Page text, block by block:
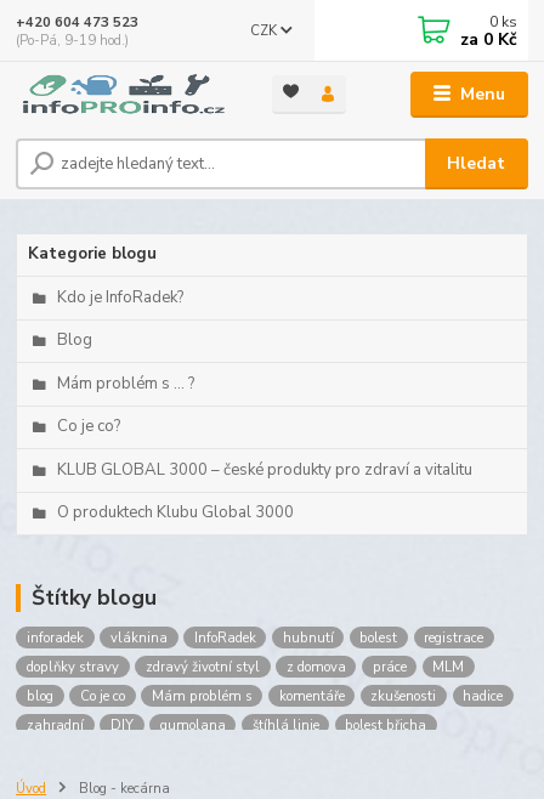
Menu
CZK
Hledat
+420 604 473 523
(Po-Pá, 9-19 hod.)
0 ks
za 0 Kč
Kategorie blogu
Kdo je InfoRadek?
Blog
Mám problém s ... ?
Co je co?
KLUB GLOBAL 3000 – české produkty pro zdraví a vitalitu
O produktech Klubu Global 3000
Štítky blogu
inforadek vláknina InfoRadek hubnutí bolest
registrace
doplňky stravy
zdravý životní styl z domova práce
MLM
blog
Co je co Mám problém s komentáře zkušenosti
hadice
zahradní
DIY gumolana štíhlá linie
bolest břicha
Prokloub
Vláknina
Úvod Blog - kecárna